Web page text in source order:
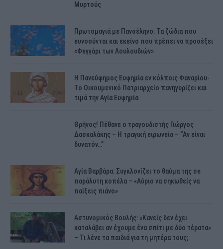
Μυρτούς
Πρωτομαγιά με Πανσέληνο: Τα ζώδια που
ευνοούνται και εκείνο που πρέπει να προσέξει
«Φεγγάρι των Λουλουδιών»
H Πανεύφημος Ευφημία εν κόλποις Φαναρίου-
Το Οικουμενικό Πατριαρχείο πανηγυρίζει και
τιμά την Αγία Ευφημία
Θρήνος! Πέθανε ο τραγουδιστής Γιώργος
Δασκαλάκης – Η τραγική ειρωνεία – “Αν είναι
δυνατόν…”
Αγία Βαρβάρα: Συγκλονίζει το θαύμα της σε
παράλυτη κοπέλα – «Αύριο να σηκωθείς να
παίξεις πιάνο»
Αστυνομικός Bουλής: «Κανείς δεν έχει
καταλάβει αν έχουμε ένα σπίτι με δύο τέρατα»
– Τι λένε τα παιδιά για τη μητέρα τους;